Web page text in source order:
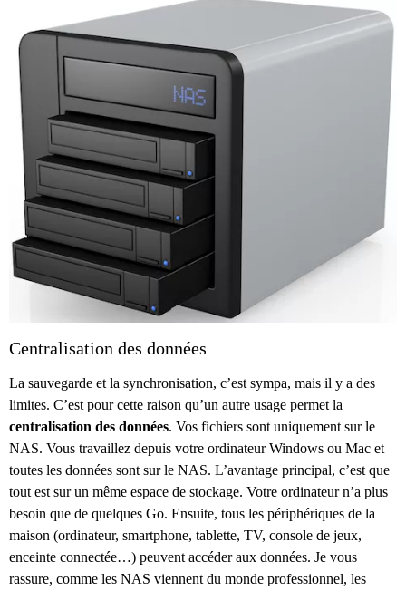
Centralisation des données
La sauvegarde et la synchronisation, c’est sympa, mais il y a des
limites. C’est pour cette raison qu’un autre usage permet la
centralisation des données. Vos fichiers sont uniquement sur le
NAS. Vous travaillez depuis votre ordinateur Windows ou Mac et
toutes les données sont sur le NAS. L’avantage principal, c’est que
tout est sur un même espace de stockage. Votre ordinateur n’a plus
besoin que de quelques Go. Ensuite, tous les périphériques de la
maison (ordinateur, smartphone, tablette, TV, console de jeux,
enceinte connectée…) peuvent accéder aux données. Je vous
rassure, comme les NAS viennent du monde professionnel, les